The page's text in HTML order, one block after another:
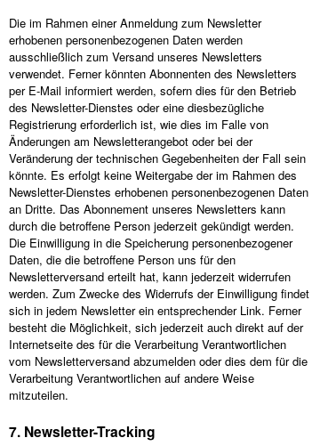
Die im Rahmen einer Anmeldung zum Newsletter
erhobenen personenbezogenen Daten werden
ausschließlich zum Versand unseres Newsletters
verwendet. Ferner könnten Abonnenten des Newsletters
per E-Mail informiert werden, sofern dies für den Betrieb
des Newsletter-Dienstes oder eine diesbezügliche
Registrierung erforderlich ist, wie dies im Falle von
Änderungen am Newsletterangebot oder bei der
Veränderung der technischen Gegebenheiten der Fall sein
könnte. Es erfolgt keine Weitergabe der im Rahmen des
Newsletter-Dienstes erhobenen personenbezogenen Daten
an Dritte. Das Abonnement unseres Newsletters kann
durch die betroffene Person jederzeit gekündigt werden.
Die Einwilligung in die Speicherung personenbezogener
Daten, die die betroffene Person uns für den
Newsletterversand erteilt hat, kann jederzeit widerrufen
werden. Zum Zwecke des Widerrufs der Einwilligung findet
sich in jedem Newsletter ein entsprechender Link. Ferner
besteht die Möglichkeit, sich jederzeit auch direkt auf der
Internetseite des für die Verarbeitung Verantwortlichen
vom Newsletterversand abzumelden oder dies dem für die
Verarbeitung Verantwortlichen auf andere Weise
mitzuteilen.
7. Newsletter-Tracking